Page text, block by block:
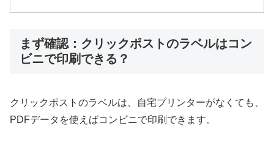
まず確認：クリックポストのラベルはコン
ビニで印刷できる？
クリックポストのラベルは、自宅プリンターがなくても、
PDFデータを使えばコンビニで印刷できます。